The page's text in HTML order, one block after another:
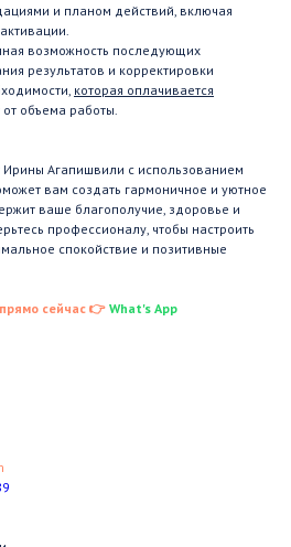
и планом действий, включая
возможность последующих
результатов и корректировки
которая оплачивается
объема работы.
Агапишвили с использованием
вам создать гармоничное и уютное
ваше благополучие, здоровье и
профессионалу, чтобы настроить
спокойствие и позитивные
сейчас 👉 What's App